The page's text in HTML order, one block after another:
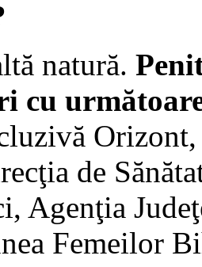
natură.
cu
de
Agenţia
Femeilor